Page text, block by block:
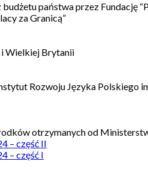
budżetu państwa przez Fundację
za Granicą”
i Wielkiej Brytanii
Rozwoju Języka
otrzymanych od
– część II
– część I